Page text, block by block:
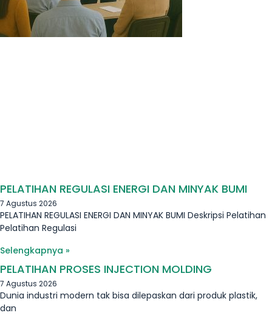
PELATIHAN REGULASI ENERGI DAN MINYAK BUMI
7 Agustus 2026
PELATIHAN REGULASI ENERGI DAN MINYAK BUMI Deskripsi Pelatihan
Pelatihan Regulasi
Selengkapnya »
PELATIHAN PROSES INJECTION MOLDING
7 Agustus 2026
Dunia industri modern tak bisa dilepaskan dari produk plastik,
dan